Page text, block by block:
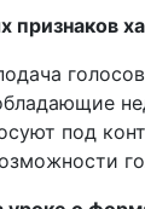
признаков
под